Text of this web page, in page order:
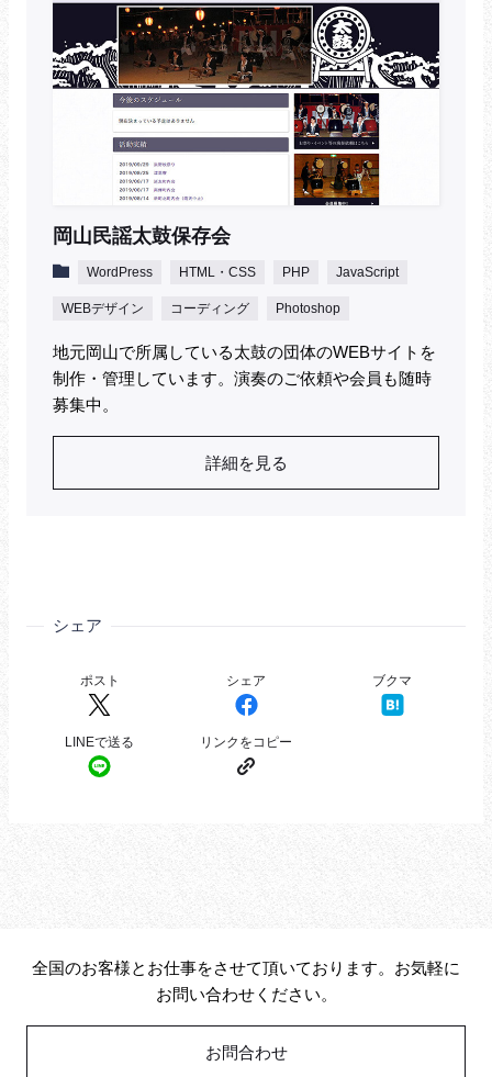
岡山民謡太鼓保存会
WordPress HTML・CSS PHP JavaScript
WEBデザイン コーディング Photoshop
地元岡山で所属している太鼓の団体のWEBサイトを
制作・管理しています。演奏のご依頼や会員も随時
募集中。
詳細を見る
シェア
全国のお客様とお仕事をさせて頂いております。お気軽に
お問い合わせください。
お問合わせ